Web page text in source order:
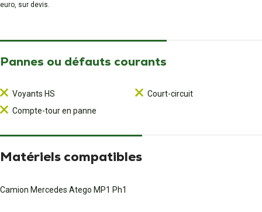
euro, sur devis.
Pannes ou défauts courants
Voyants HS
Compte-tour en panne
Court-circuit
Matériels compatibles
Camion Mercedes Atego MP1 Ph1